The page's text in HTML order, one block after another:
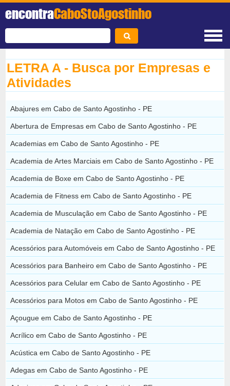
encontraCaboStoAgostinho
LETRA A - Busca por Empresas e
Atividades
Abajures em Cabo de Santo Agostinho - PE
Abertura de Empresas em Cabo de Santo Agostinho - PE
Academias em Cabo de Santo Agostinho - PE
Academia de Artes Marciais em Cabo de Santo Agostinho - PE
Academia de Boxe em Cabo de Santo Agostinho - PE
Academia de Fitness em Cabo de Santo Agostinho - PE
Academia de Musculação em Cabo de Santo Agostinho - PE
Academia de Natação em Cabo de Santo Agostinho - PE
Acessórios para Automóveis em Cabo de Santo Agostinho - PE
Acessórios para Banheiro em Cabo de Santo Agostinho - PE
Acessórios para Celular em Cabo de Santo Agostinho - PE
Acessórios para Motos em Cabo de Santo Agostinho - PE
Açougue em Cabo de Santo Agostinho - PE
Acrílico em Cabo de Santo Agostinho - PE
Acústica em Cabo de Santo Agostinho - PE
Adegas em Cabo de Santo Agostinho - PE